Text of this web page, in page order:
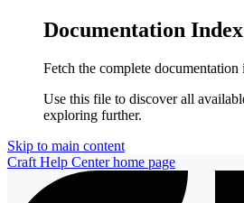
Documentation Index
Fetch the complete documentation
Use this file to discover all
exploring further.
Skip to main content
Craft Help Centerhome page